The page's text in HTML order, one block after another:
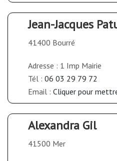
Jean-Jacques
41400 Bourré
Adresse : 1 Imp Mairie
Tél : 06 03 29 79 72
Email : Cliquer pour
Alexandra Gil
41500 Mer